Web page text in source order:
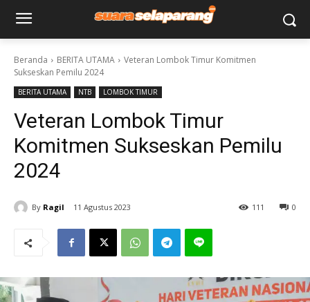
Beranda BERITA UTAMA
Veteran Lombok Timur Komitmen
Sukseskan Pemilu 2024
BERITA UTAMA NTB LOMBOK TIMUR
Veteran Lombok Timur
Komitmen Sukseskan Pemilu
2024
By Ragil 11 Agustus 2023 0
111